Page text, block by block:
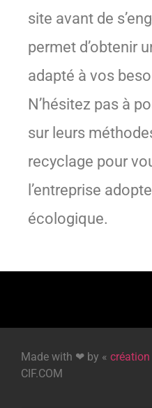
site avant de
permet d’obtenir
adapté à vos
N’hésitez pas à
sur leurs
recyclage pour
l’entreprise
écologique.
Made with ❤ by «
CIF.COM